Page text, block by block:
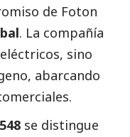
de Foton
. La compañía
sino
abarcando
se distingue